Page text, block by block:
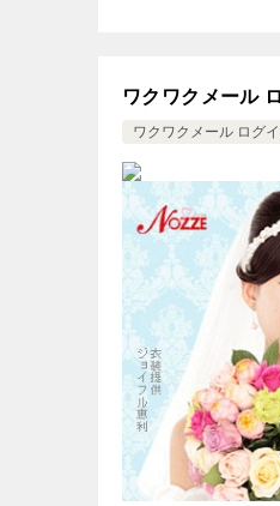
ワクワクメール
ワクワクメール ログ